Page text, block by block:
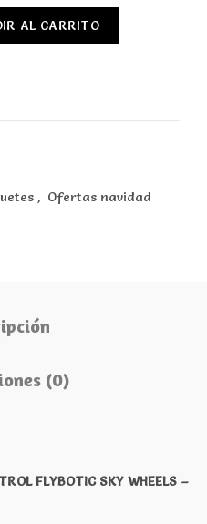
AL CARRITO
, Ofertas navidad
(0)
FLYBOTIC SKY WHEELS –